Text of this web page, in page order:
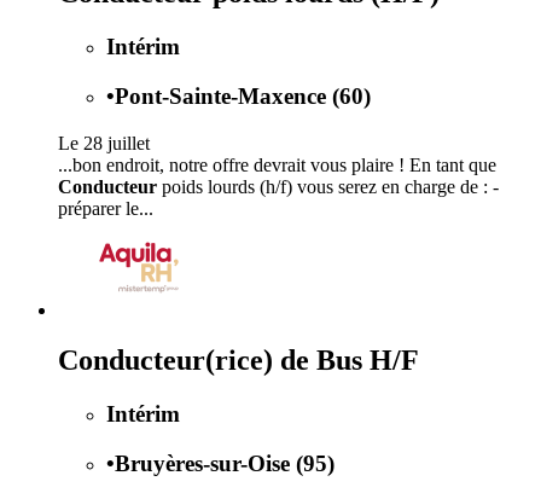
Intérim
•Pont-Sainte-Maxence (60)
Le 28 juillet
...bon endroit, notre offre devrait vous plaire ! En tant que
Conducteur poids lourds (h/f) vous serez en charge de : -
préparer le...
Conducteur(rice) de Bus H/F
Intérim
•Bruyères-sur-Oise (95)